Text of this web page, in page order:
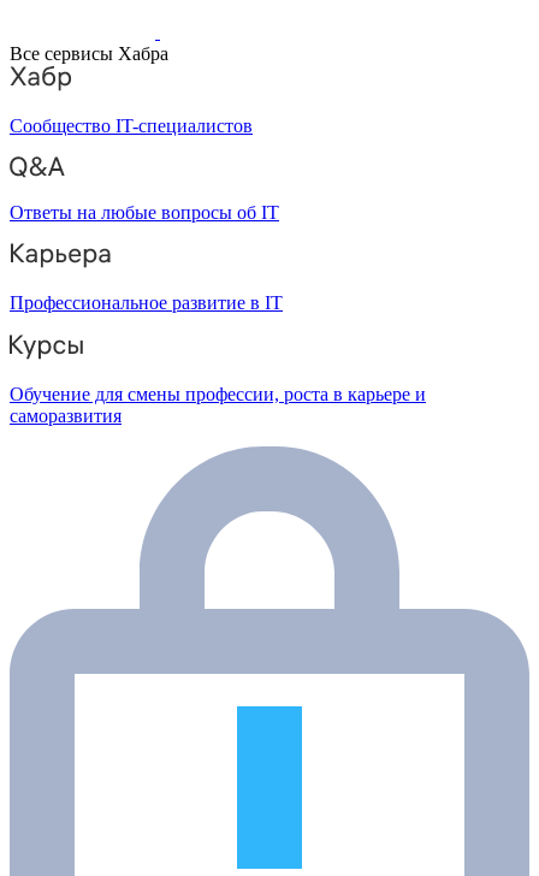
Все сервисы Хабра
Сообщество IT-специалистов
Ответы на любые вопросы об IT
Профессиональное развитие в IT
Обучение для смены профессии, роста в карьере и
саморазвития